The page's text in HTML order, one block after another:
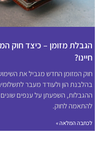
הגבלת מזומן – כיצד חוק
חיינו?
חוק המזומן החדש מגביל את
בהלבנת הון ולעודד מעבר
ההגבלות, השפעתן על ענפים
להתאמה לחוק.
לכתבה המלאה »